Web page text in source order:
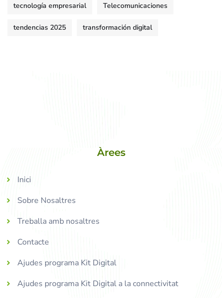
tecnología empresarial Telecomunicaciones
tendencias 2025 transformación digital
Àrees
Inici
Sobre Nosaltres
Treballa amb nosaltres
Contacte
Ajudes programa Kit Digital
Ajudes programa Kit Digital a la connectivitat